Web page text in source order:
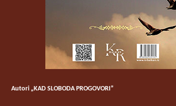
Autori „KAD SLOBODA PROGOVORI”